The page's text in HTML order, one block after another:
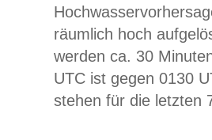
räumlich hoch
werden ca. 30
UTC ist gegen 0130
stehen für die letzten